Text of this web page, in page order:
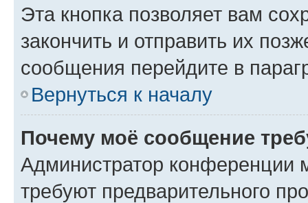
Эта кнопка позволяет вам
закончить и отправить их
сообщения перейдите в
Вернуться к началу
Почему моё сообщение
Администратор конференции
требуют предварительного